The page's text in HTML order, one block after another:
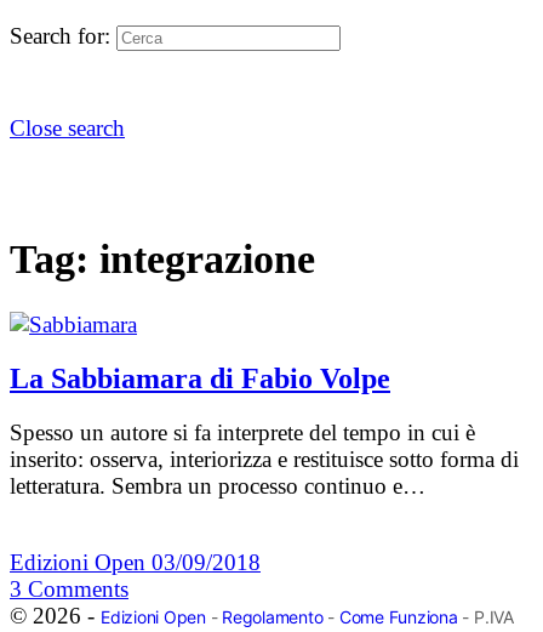
Search for:
Close search
Tag: integrazione
La Sabbiamara di Fabio Volpe
Spesso un autore si fa interprete del tempo in cui è
inserito: osserva, interiorizza e restituisce sotto forma di
letteratura. Sembra un processo continuo e…
Edizioni Open 03/09/2018
3 Comments
© 2026 - Edizioni Open- Regolamento- Come Funziona - P.IVA